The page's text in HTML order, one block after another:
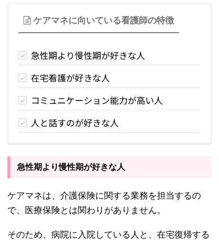
ケアマネに向いている看護師の特徴
急性期より慢性期が好きな人
在宅看護が好きな人
コミュニケーション能力が高い人
人と話すのが好きな人
急性期より慢性期が好きな人
ケアマネは、介護保険に関する業務を担当するの
で、医療保険とは関わりがありません。
そのため、病院に入院している人と、在宅復帰する